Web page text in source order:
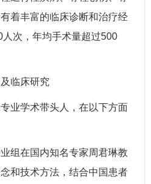
着丰富的临床诊断和治疗经
次，年均手术量超过500
临床研究
学术带头人，在以下方面
在国内知名专家周君琳教
和技术方法，结合中国患者